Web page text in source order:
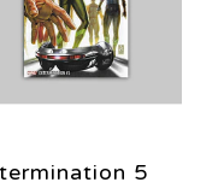
5